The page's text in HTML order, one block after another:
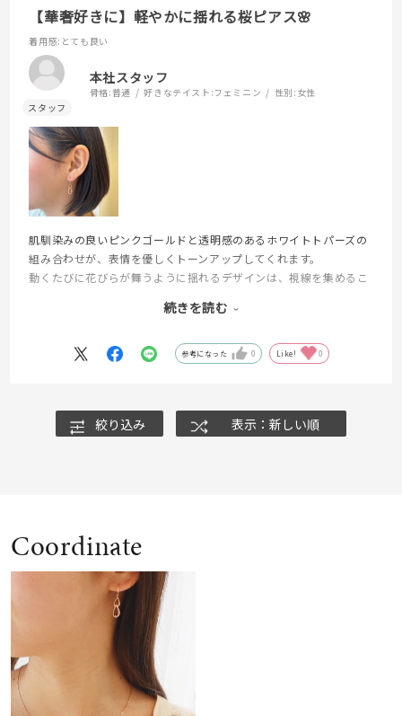
【華奢好きに】軽やかに揺れる桜ピアス🌸
着用感:とても良い
本社スタッフ
骨格:普通 好きなテイスト:フェミニン 性別: 女性
肌馴染みの良いピンクゴールドと透明感のあるホワイトトパーズの
組み合わせが、表情を優しくトーンアップしてくれます。
動くたびに花びらが舞うように揺れるデザインは、視線を集めるこ
シンプルなブラウスやニットに合わせるだけで、グッと春らしい装
甘すぎない上品なサイズ感なので、デートはもちろん、お仕事終わ
続きを読む
参考になった 0 Like! 0
絞り込み 表示：新しい順
Coordinate